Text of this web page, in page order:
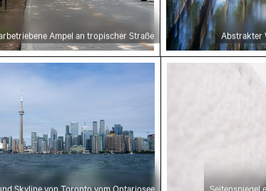
Ampel an tropischer Straße Abstrakter
Skyline von Toronto vom Ontariosee
Skyline von Toronto vom Ontariosee
Seitenspiegel
Seitenspiegel